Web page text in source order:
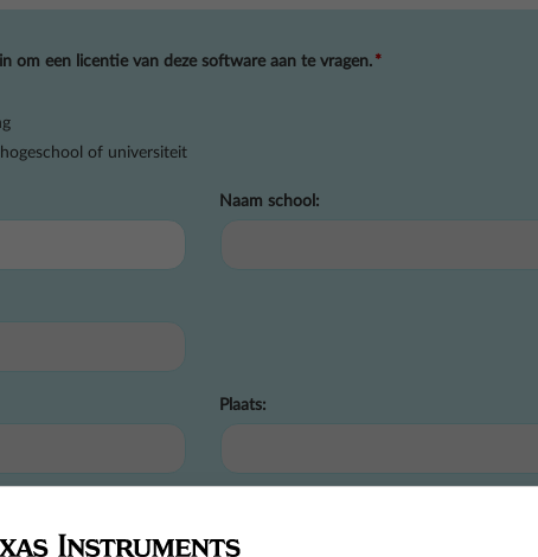
om een licentie van deze software aan te vragen. *
of universiteit
Naam school:
Plaats: